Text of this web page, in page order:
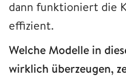
dann funktioniert die
effizient.
Welche Modelle in
wirklich überzeugen,